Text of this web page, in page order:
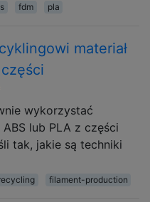
fdm pla
materiał
wykorzystać
lub PLA z części
tak, jakie są techniki
filament-production